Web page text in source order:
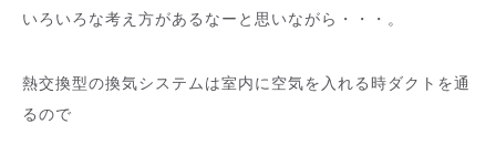
いろいろな考え方があるなーと思いながら・・・。
熱交換型の換気システムは室内に空気を入れる時ダクトを通
るので